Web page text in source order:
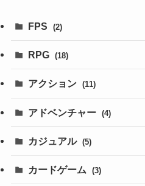
FPS (2)
RPG (18)
アクション (11)
アドベンチャー (4)
カジュアル (5)
カードゲーム (3)